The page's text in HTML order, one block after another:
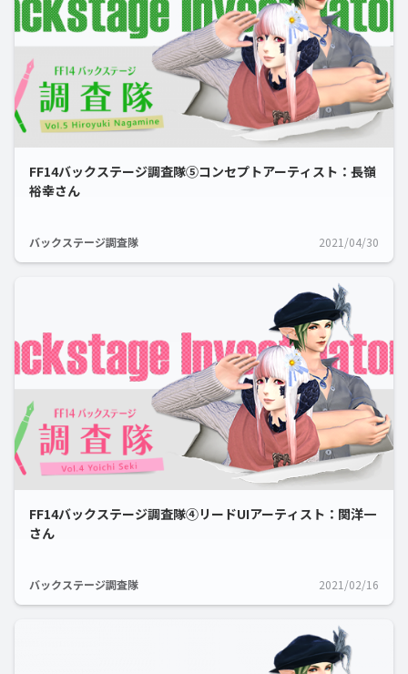
FF14バックステージ調査隊⑤コンセプトアーティスト：長嶺
裕幸さん
バックステージ調査隊 2021/04/30
FF14バックステージ調査隊④リードUIアーティスト：関洋一
さん
バックステージ調査隊 2021/02/16